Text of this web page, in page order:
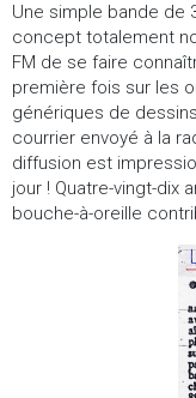
Une simple bande de
concept totalement
FM de se faire
première fois sur les
génériques de
courrier envoyé à la
diffusion est
jour ! Quatre-vingt-dix
bouche-à-oreille